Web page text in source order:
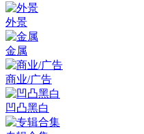
外景
金属
商业/广告
凹凸黑白